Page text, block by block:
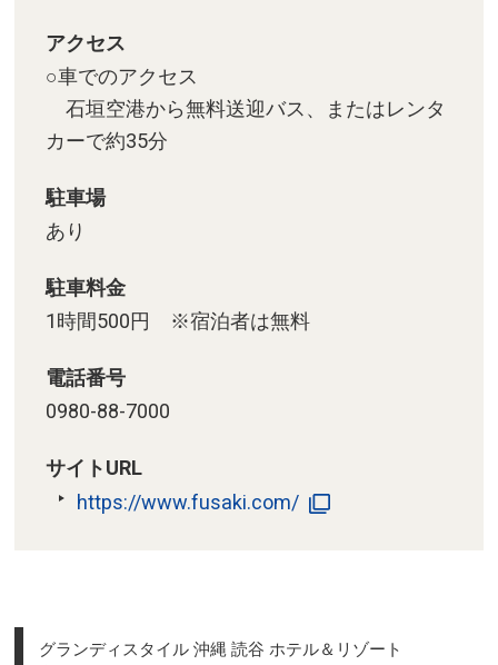
アクセス
○車でのアクセス
石垣空港から無料送迎バス、またはレンタ
カーで約35分
駐車場
あり
駐車料金
1時間500円 ※宿泊者は無料
電話番号
0980-88-7000
サイトURL
https://www.fusaki.com/
グランディスタイル 沖縄 読谷 ホテル＆リゾート